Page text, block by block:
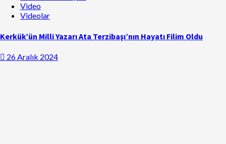
Video
Videolar
Kerkük’ün Milli Yazarı Ata Terzibaşı’nın Hayatı Filim Oldu
26 Aralık 2024